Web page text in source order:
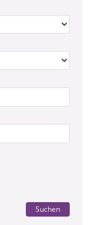
Suchen